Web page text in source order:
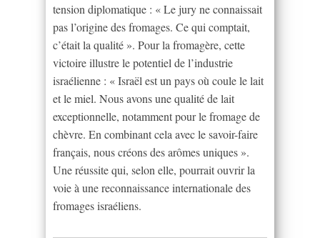
tension diplomatique : « Le jury ne connaissait
pas l’origine des fromages. Ce qui comptait,
c’était la qualité ». Pour la fromagère, cette
victoire illustre le potentiel de l’industrie
israélienne : « Israël est un pays où coule le lait
et le miel. Nous avons une qualité de lait
exceptionnelle, notamment pour le fromage de
chèvre. En combinant cela avec le savoir-faire
français, nous créons des arômes uniques ».
Une réussite qui, selon elle, pourrait ouvrir la
voie à une reconnaissance internationale des
fromages israéliens.